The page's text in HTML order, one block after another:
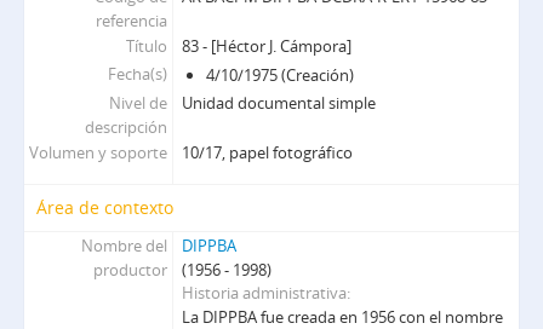
referencia
Título
83 - [Héctor J. Cámpora]
Fecha(s)
4/10/1975 (Creación)
Nivel de
descripción
Unidad documental simple
Volumen y soporte 10/17, papel fotográfico
Área de contexto
Nombre del
productor
DIPPBA
(1956 - 1998)
Historia administrativa
La DIPPBA fue creada en 1956 con el nombre